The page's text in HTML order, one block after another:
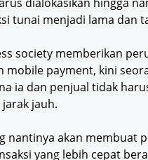
dialokasikan hingga
tunai menjadi lama dan
society memberikan
mobile payment, kini
ia dan penjual tidak
jauh.
nantinya akan membuat
yang lebih cepat